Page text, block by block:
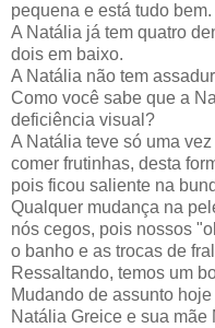
pequena e está tudo bem.
A Natália já tem quatro
dois em baixo.
A Natália não tem
Como você sabe que a
deficiência visual?
A Natália teve só uma
comer frutinhas, desta
pois ficou saliente na
Qualquer mudança na
nós cegos, pois nossos
o banho e as trocas de
Ressaltando, temos um
Mudando de assunto
Natália Greice e sua